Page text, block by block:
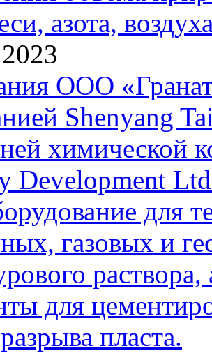
азота,
ООО
Shenyang
химической
Development
для
газовых и
для
пласта.